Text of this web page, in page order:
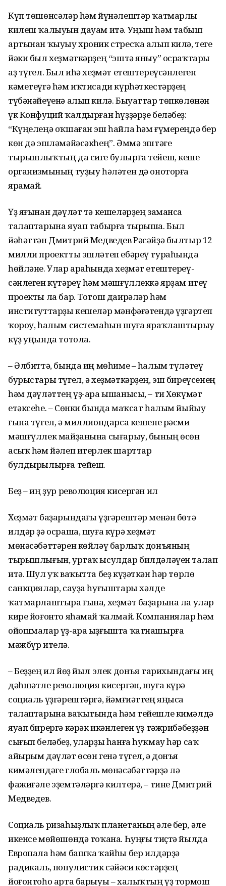
Күп төшөнсәләр һәм йүнәлештәр ҡат­марлы
килеш ҡалыуын дауам итә. Уңыш һәм табыш
артынан ҡыуыу хроник стрес­ҡа алып килә, теге
йәки был хеҙмәткәрҙең “эштә яныу” осраҡтары
аҙ түгел. Был иһә хеҙмәт етештереү­сәнлеген
кәметеүгә һәм иҡтисади күрһәткестәрҙең
түбәнә­йеүенә алып килә. Быуаттар төпкөлөнән
үк Конфуций ҡалдырған һүҙҙәрҙе белә­беҙ:
“Күңелеңә оҡшаған эш һайла һәм ғүмереңдә бер
көн дә эшләмәйәсәкһең”. Әммә эштәге
тырышлыҡтың да сиге булырға тейеш, кеше
организмының туҙыу һәләтен дә оноторға
ярамай.
Үҙ яғынан дәүләт тә кешеләрҙең заманса
талаптарына яуап табырға тырыша. Был
йәһәттән Дмитрий Медведев Рәсәйҙә былтыр 12
милли проектты эш­ләтеп ебәреү тураһында
һөйләне. Улар араһында хеҙмәт етештереү­
сәнлеген күтәреү һәм мәшғүллеккә ярҙам итеү
проекты ла бар. Тотош даирәләр һәм
институттарҙы кешеләр мәнфәғәтендә үҙгәртеп
ҡороу, һалым системаһын шуға яраҡлаштырыу
күҙ уңында тотола.
– Әлбиттә, бында иң мөһиме – һалым түләтеү
бурыстары түгел, ә хеҙмәткәрҙең, эш биреүсенең
һәм дәүләттең үҙ-ара ышанысы, – ти Хөкүмәт
етәксеһе. – Сөнки бында маҡсат һалым йыйыу
ғына түгел, ә миллиондарса кешене рәсми
мәшғүллек майҙанына сығарыу, бының өсөн
асыҡ һәм йәлеп итерлек шарттар
булдырылырға тейеш.
Беҙ – иң ҙур революция кисергән ил
Хеҙмәт баҙарындағы үҙгәрештәр менән бөтә
илдәр ҙә осраша, шуға күрә хеҙмәт
мөнәсәбәттәрен көйләү барлыҡ донъяның
тырышлығын, уртаҡ ысулдар билдәләүен талап
итә. Шул уҡ ваҡытта беҙ күҙәткән һәр төрлө
санкциялар, сауҙа һуғыштары хәлде
ҡатмарлаштыра ғына, хеҙмәт баҙарына ла улар
кире йоғонто яһамай ҡалмай. Компаниялар һәм
ойошмалар үҙ-ара ыҙғышта ҡатнашырға
мәжбүр ителә.
– Беҙҙең ил йөҙ йыл элек донъя та­ри­хындағы иң
дәһшәтле революция ки­сергән, шуға күрә
социаль үҙгәрештәргә, йәмғиәттең яңыса
талаптарына ваҡы­тында һәм тейешле кимәлдә
яуап бирер­гә кәрәк икәнлеген үҙ тәжрибәбеҙҙән
сығып беләбеҙ, уларҙы һанға һуҡмау һәр саҡ
айырым дәүләт өсөн генә түгел, ә донъя
кимәлендәге глобаль мөнәсәбәттәрҙә лә
фажиғәле эҙемтәләргә килтерә, – тине Дмитрий
Медведев.
Социаль ризаһыҙлыҡ плане­таның әле бер, әле
икенсе мөйөшөндә тоҡана. Һуңғы тиҫтә йылда
Европала һәм башҡа ҡайһы бер илдәрҙә
радикаль, популистик сәйәси көстәрҙең
йоғонтоһо арта барыуы – халыҡтың үҙ тормош